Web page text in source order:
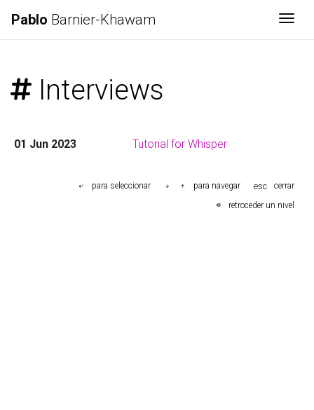
Pablo Barnier-Khawam
Interviews
01 Jun 2023 Tutorial for Whisper
para seleccionar para navegar esc
cerrar
retroceder un nivel